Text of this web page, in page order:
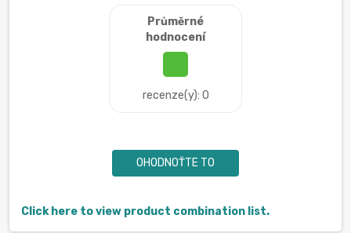
Průměrné
hodnocení
recenze(y): 0
OHODNOŤTE TO
Click here to view product combination list.